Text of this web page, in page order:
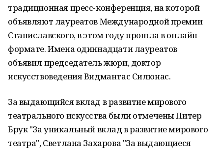
традиционная пресс-конференция, на которой
объявляют лауреатов Международной премии
Станиславского, в этом году прошла в онлайн-
формате. Имена одиннадцати лауреатов
объявил председатель жюри, доктор
искусствоведения Видмантас Силюнас.
За выдающийся вклад в развитие мирового
театрального искусства были отмечены Питер
Брук "За уникальный вклад в развитие мирового
театра", Светлана Захарова "За выдающиеся